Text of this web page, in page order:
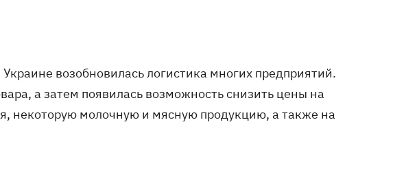
возобновилась логистика многих предприятий.
а затем появилась возможность снизить цены на
некоторую молочную и мясную продукцию, а также на